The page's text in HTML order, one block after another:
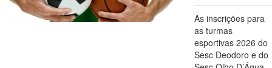
As inscrições para
as turmas
esportivas 2026 do
Sesc Deodoro e do